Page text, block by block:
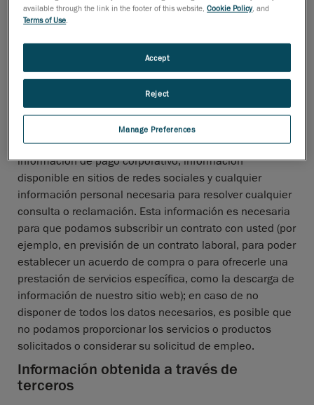
mediante la solicitud de un puesto de trabajo,
prácticas.
Por lo general, la información personal que nos
proporcione podrá incluir su nombre, nombre de
usuario, empresa, dirección, dirección de correo
electrónico, número de teléfono, cargo, función,
industria/sector, si es usted estudiante o no,
información de pago corporativo, información
disponible en sitios de redes sociales y cualquier
información personal necesaria para resolver cualquier
consulta o reclamación. Esta información es necesaria
para que podamos subscribir un contrato con usted (por
ejemplo, en previsión de un contrato laboral, para poder
establecer un acuerdo de compra o para ofrecerle una
prestación de servicios específica, como la descarga de
información de nuestro sitio web); en caso de no
disponer de todos los datos necesarios, es posible que
no podamos proporcionar los servicios o productos
solicitados o considerar su solicitud de empleo.
Información obtenida a través de
terceros
available through the link in the footer of this website,Cookie Policy, and
Terms of Use.
Manage Preferences
Reject
Accept